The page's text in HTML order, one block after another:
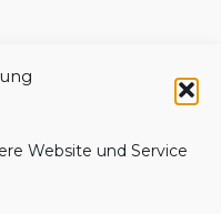
Website und Service